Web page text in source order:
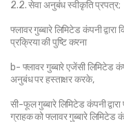
2.2. सेवा अनुबंध स्वीकृति प्रपत्र;
फ्लावर गुब्बारे लिमिटेड कंपनी
प्रक्रिया की पुष्टि करना
b- फ्लावर गुब्बारे एजेंसी
अनुबंध पर हस्ताक्षर करके,
सी-फूल गुब्बारे लिमिटेड कंपनी
ग्राहक को फ्लावर गुब्बारे